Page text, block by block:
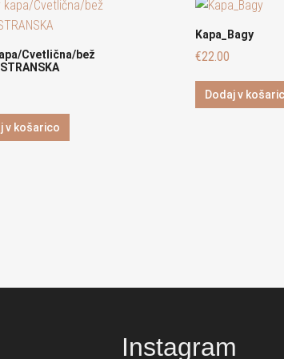
Cvetlična/bež
v košarico
Kapa_Bagy
€22.00
Dodaj v
Instagram